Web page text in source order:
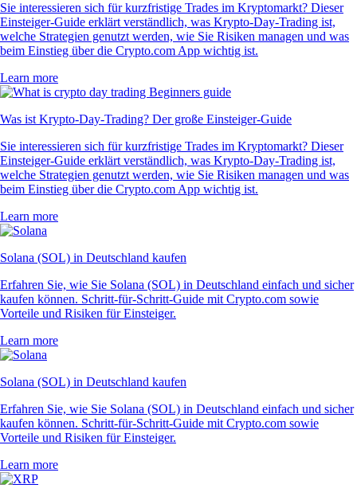
Sie interessieren sich für kurzfristige Trades im Kryptomarkt? Dieser
Einsteiger-Guide erklärt verständlich, was Krypto-Day-Trading ist,
welche Strategien genutzt werden, wie Sie Risiken managen und was
beim Einstieg über die Crypto.com App wichtig ist.
Learn more
Was ist Krypto-Day-Trading? Der große Einsteiger-Guide
Sie interessieren sich für kurzfristige Trades im Kryptomarkt? Dieser
Einsteiger-Guide erklärt verständlich, was Krypto-Day-Trading ist,
welche Strategien genutzt werden, wie Sie Risiken managen und was
beim Einstieg über die Crypto.com App wichtig ist.
Learn more
Solana (SOL) in Deutschland kaufen
Erfahren Sie, wie Sie Solana (SOL) in Deutschland einfach und sicher
kaufen können. Schritt-für-Schritt-Guide mit Crypto.com sowie
Vorteile und Risiken für Einsteiger.
Learn more
Solana (SOL) in Deutschland kaufen
Erfahren Sie, wie Sie Solana (SOL) in Deutschland einfach und sicher
kaufen können. Schritt-für-Schritt-Guide mit Crypto.com sowie
Vorteile und Risiken für Einsteiger.
Learn more